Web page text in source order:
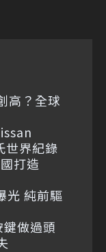
高？全球
世界紀錄
打造
光 純前驅
鍵做過頭